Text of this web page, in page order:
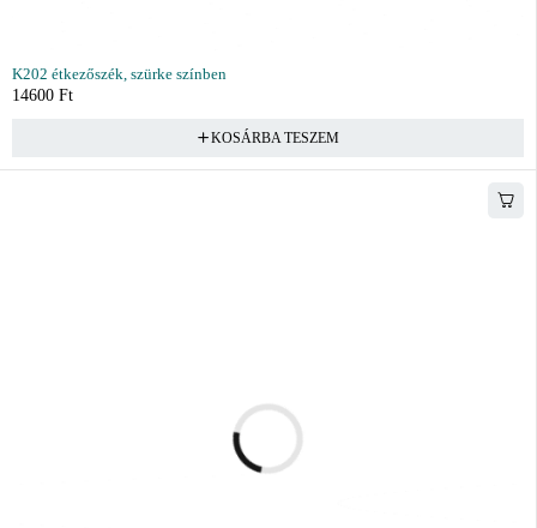
K202 étkezőszék, szürke színben
14600 Ft
KOSÁRBA TESZEM